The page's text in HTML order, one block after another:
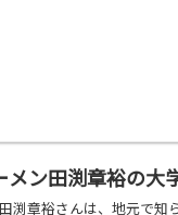
メン田渕章裕の大
渕章裕さんは、地元で